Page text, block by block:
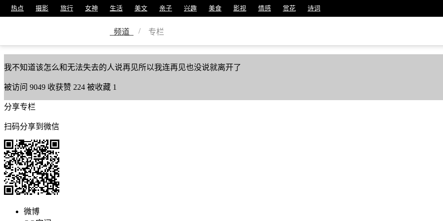
热点 摄影 旅行 女神 生活 美文 亲子 兴趣 美食 影视 情感 赏花 诗词
频道 / 专栏
美篇号21927169
我不知道该怎么和无法失去的人说再见所以我连再见也没说就离开了
被访问 9049 收获赞 224 被收藏 1
分享专栏
扫码分享到微信
微博